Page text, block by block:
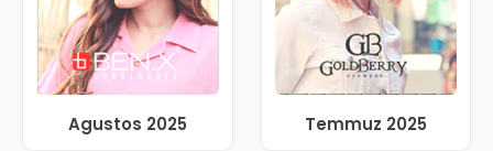
Agustos 2025 Temmuz 2025